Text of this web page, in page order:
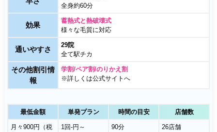
全身約60分
効果
蓄熱式と熱破壊式
様々な毛質に対応
通いやすさ
29院
全て駅チカ
その他割引情
報
学割/ペア割/のりかえ割
※詳しくは公式サイトへ
最低金額 単発プラン 時間の目安 店舗数
月々900円（税
1回-円～ 90分 26店舗